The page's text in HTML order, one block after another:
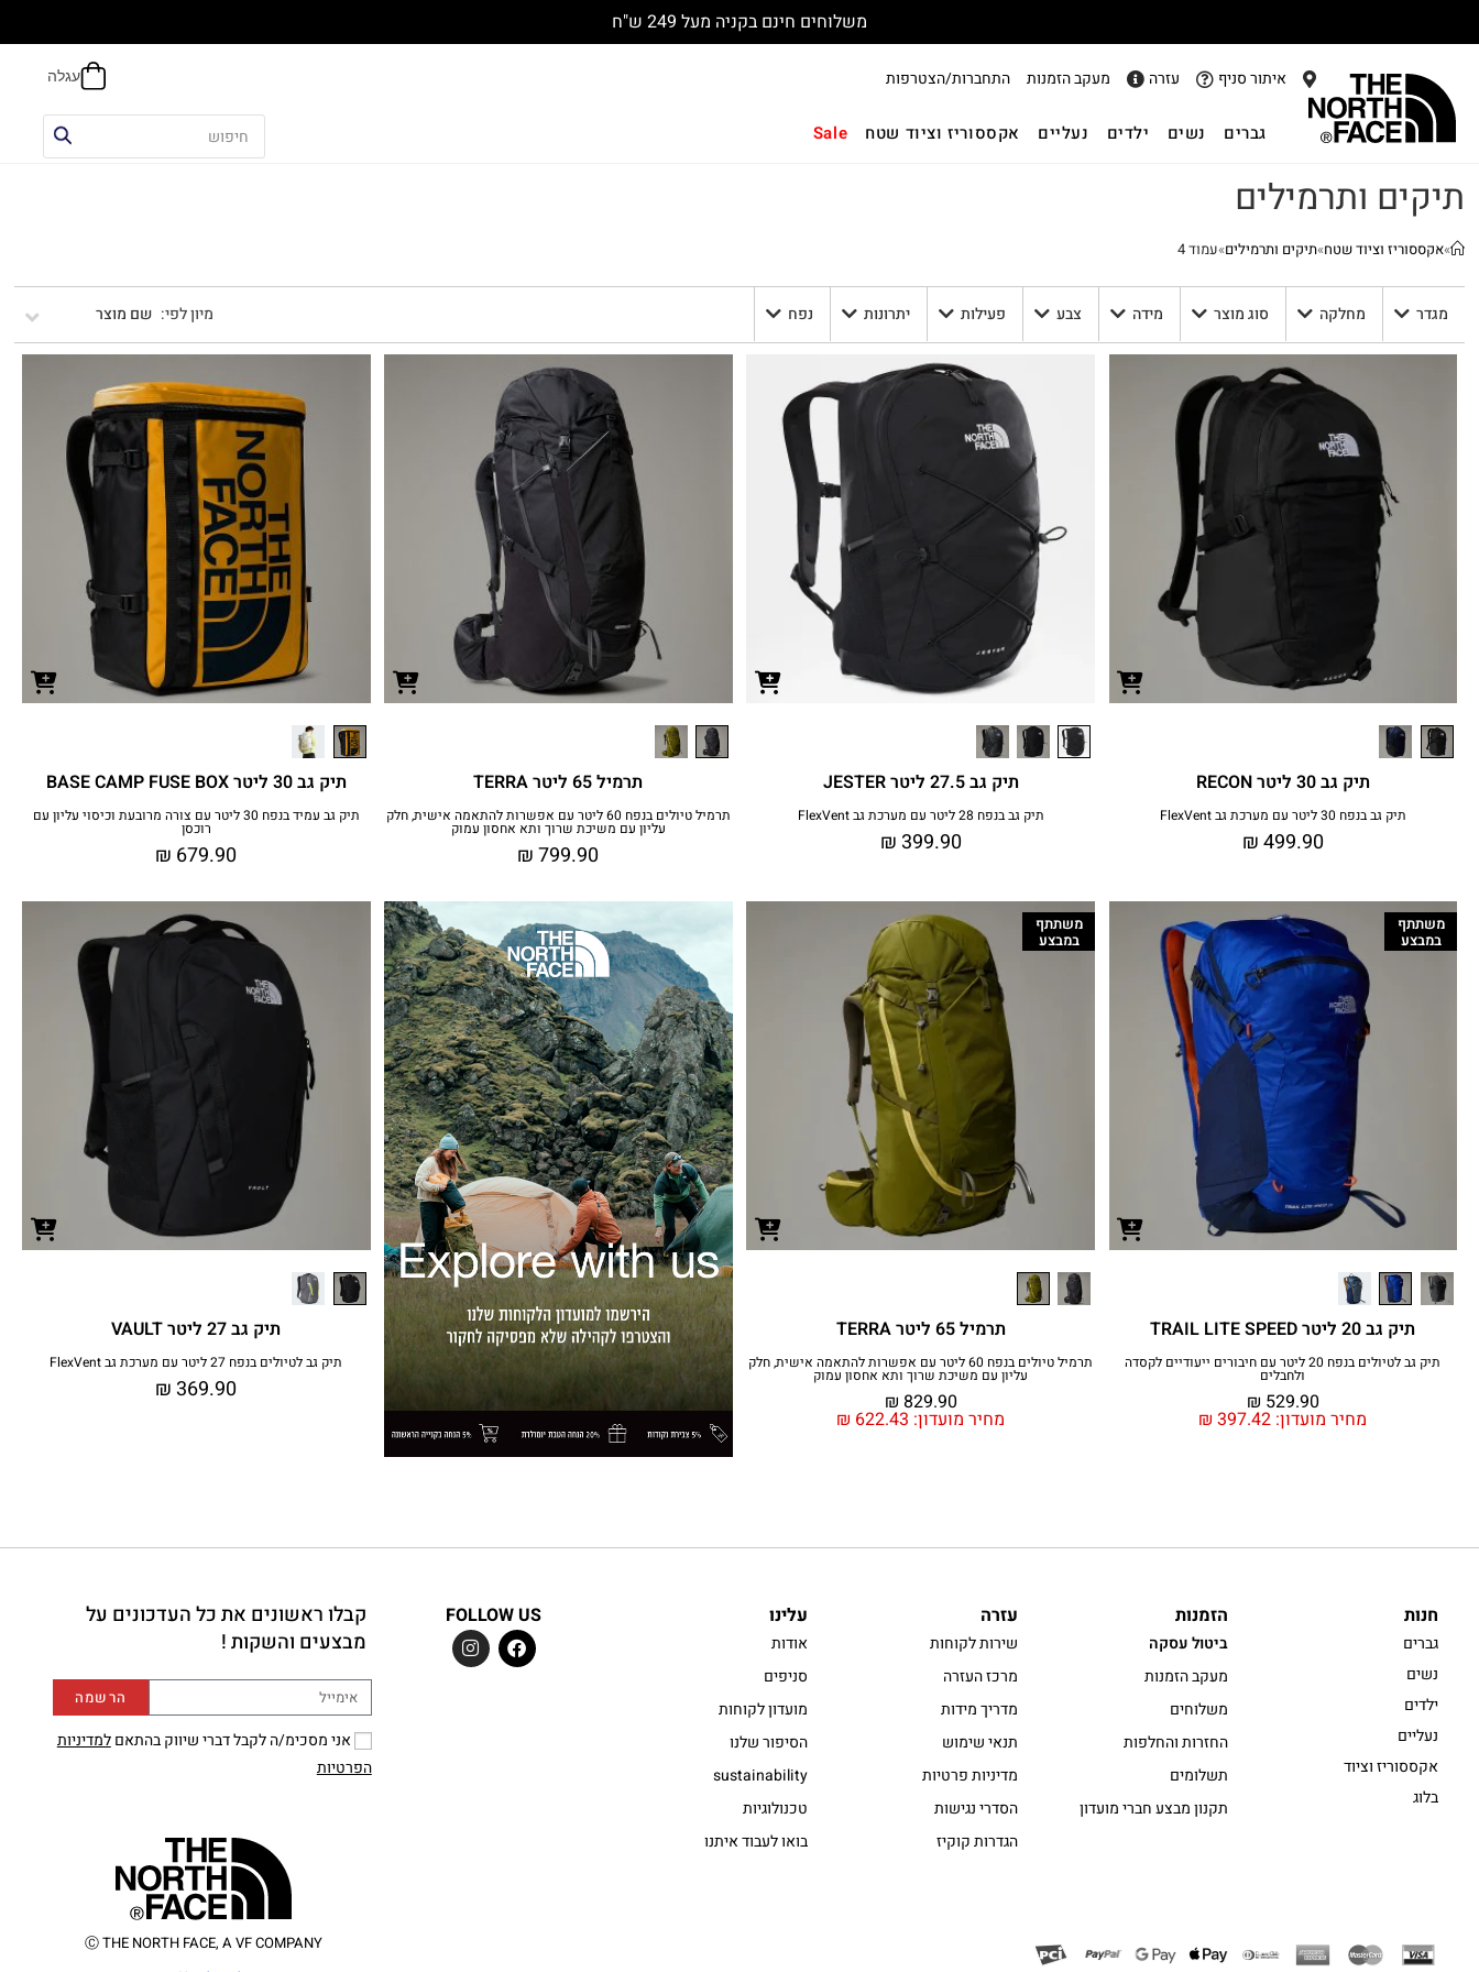
משלוחים חינם בקניה מעל 249 ש"ח
איתור סניף עזרה מעקב הזמנות התחברות/הצטרפות
גברים נשים ילדים נעליים אקססוריז וציוד שטח Sale
תיקים ותרמילים
»אקססוריז וציוד שטח»תיקים ותרמילים»עמוד 4
מגדר מחלקה סוג מוצר מידה צבע פעילות יתרונות נפח שם מוצר
תיק גב 30 ליטר RECON
תיק גב בנפח 30 ליטר עם מערכת גב FlexVent
₪499.90
תיק גב 27.5 ליטר JESTER
תיק גב בנפח 28 ליטר עם מערכת גב FlexVent
₪ 399.90
תרמיל 65 ליטר TERRA
תרמיל טיולים בנפח 60 ליטר עם אפשרות להתאמה אישית, חלק
עליון עם משיכת שרוך ותא אחסון עמוק
₪799.90
תיק גב 30 ליטר BASE CAMP FUSE BOX
תיק גב עמיד בנפח 30 ליטר עם צורה מרובעת וכיסוי עליון עם
רוכסן
₪ 679.90
משתתף
במבצע
תיק גב 20 ליטר TRAIL LITE SPEED
תיק גב לטיולים בנפח 20 ליטר עם חיבורים ייעודיים לקסדה
ולחבלים
מחיר מועדון: ₪ 397.42
₪ 529.90
משתתף
במבצע
תרמיל 65 ליטר TERRA
תרמיל טיולים בנפח 60 ליטר עם אפשרות להתאמה אישית, חלק
עליון עם משיכת שרוך ותא אחסון עמוק
מחיר מועדון: ₪ 622.43
₪ 829.90
תיק גב 27 ליטר VAULT
תיק גב לטיולים בנפח 27 ליטר עם מערכת גב FlexVent
₪ 369.90
חנות
גברים
נשים
ילדים
נעליים
אקססוריז וציוד
בלוג
הזמנות
ביטול עסקה
מעקב הזמנות
משלוחים
החזרות והחלפות
תשלומים
תקנון מבצע חברי מועדון
עזרה
שירות לקוחות
מרכז העזרה
מדריך מידות
תנאי שימוש
מדיניות פרטיות
הסדרי נגישות
הגדרות קוקיז
עלינו
אודות
סניפים
מועדון לקוחות
הסיפור שלנו
sustainability
טכנולוגיות
בואו לעבוד איתנו
FOLLOW US
קבלו ראשונים את כל העדכונים על
מבצעים והשקות !
אני מסכימ/ה לקבל דברי שיווק בהתאםלמדיניות
הפרטיות
הרשמה
Ⓒ THE NORTH FACE, A VF COMPANY